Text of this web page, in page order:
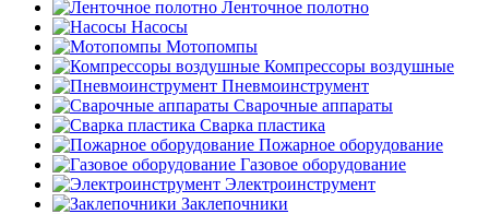
Ленточное полотно
Насосы
Мотопомпы
Компрессоры воздушные
Пневмоинструмент
Сварочные аппараты
Сварка пластика
Пожарное оборудование
Газовое оборудование
Электроинструмент
Заклепочники